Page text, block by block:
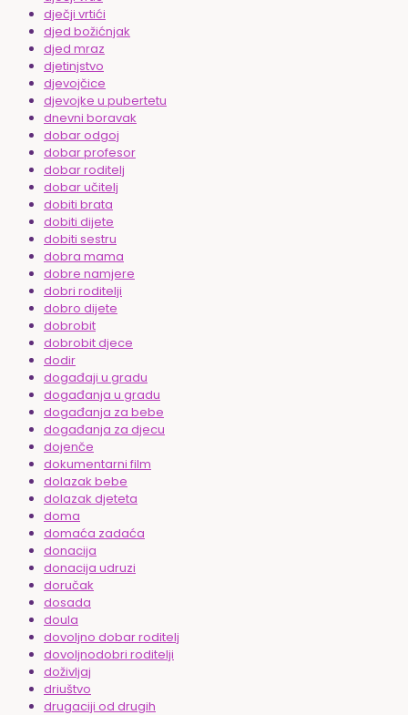
dječji vrtići
djed božićnjak
djed mraz
djetinjstvo
djevojčice
djevojke u pubertetu
dnevni boravak
dobar odgoj
dobar profesor
dobar roditelj
dobar učitelj
dobiti brata
dobiti dijete
dobiti sestru
dobra mama
dobre namjere
dobri roditelji
dobro dijete
dobrobit
dobrobit djece
dodir
događaji u gradu
događanja u gradu
događanja za bebe
događanja za djecu
dojenče
dokumentarni film
dolazak bebe
dolazak djeteta
doma
domaća zadaća
donacija
donacija udruzi
doručak
dosada
doula
dovoljno dobar roditelj
dovoljnodobri roditelji
doživljaj
driuštvo
drugaciji od drugih